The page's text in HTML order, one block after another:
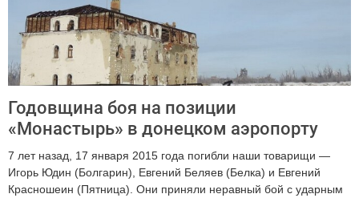
Годовщина боя на позиции
«Монастырь» в донецком аэропорту
7 лет назад, 17 января 2015 года погибли наши товарищи —
Игорь Юдин (Болгарин), Евгений Беляев (Белка) и Евгений
Красношеин (Пятница). Они приняли неравный бой с ударным